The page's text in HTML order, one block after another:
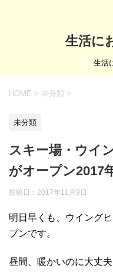
生活に
生活
HOME > 未分類 >
未分類
スキー場・ウイ
がオープン2017
投稿日： 2017年11月9日
明日早くも、ウイング
プンです。
昼間、暖かいのに大丈夫